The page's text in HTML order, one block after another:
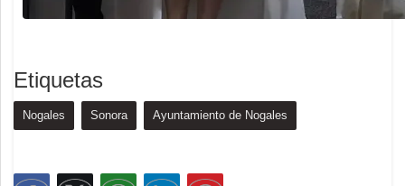
Etiquetas
Nogales Sonora Ayuntamiento de Nogales